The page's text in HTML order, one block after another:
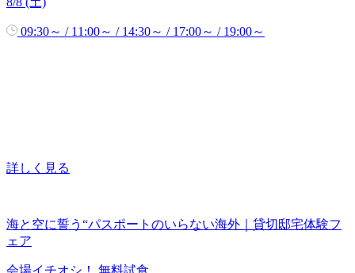
09:30～ / 11:00～ / 14:30～ / 17:00～ / 19:00～
詳しく見る
海と空に誓う“パスポートのいらない海外｜貸切邸宅体験フ
ェア
会場イチオシ！ 無料試食